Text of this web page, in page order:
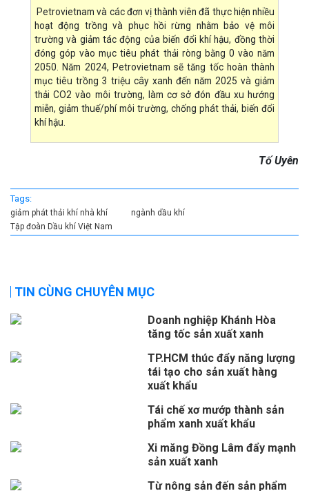
Petrovietnam và các đơn vị thành viên đã thực hiện nhiều
hoạt động trồng và phục hồi rừng nhằm bảo vệ môi
trường và giảm tác động của biến đổi khí hậu, đồng thời
đóng góp vào mục tiêu phát thải ròng bằng 0 vào năm
2050. Năm 2024, Petrovietnam sẽ tăng tốc hoàn thành
mục tiêu trồng 3 triệu cây xanh đến năm 2025 và giảm
thải CO2 vào môi trường, làm cơ sở đón đầu xu hướng
miễn, giảm thuế/phí môi trường, chống phát thải, biến đổi
khí hậu.
Tố Uyên
Tags:
giảm phát thải khí nhà khí
ngành dầu khí
Tập đoàn Dầu khí Việt Nam
TIN CÙNG CHUYÊN MỤC
Doanh nghiệp Khánh Hòa
tăng tốc sản xuất xanh
TP.HCM thúc đẩy năng lượng
tái tạo cho sản xuất hàng
xuất khẩu
Tái chế xơ mướp thành sản
phẩm xanh xuất khẩu
Xi măng Đồng Lâm đẩy mạnh
sản xuất xanh
Từ nông sản đến sản phẩm